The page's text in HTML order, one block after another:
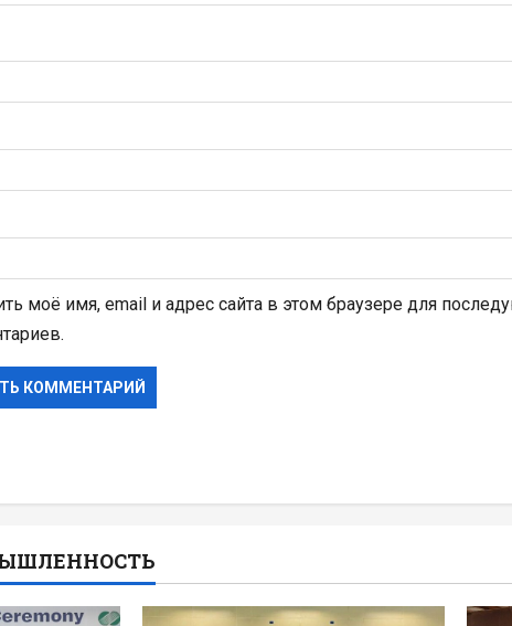
моё имя, email и адрес сайта в этом браузере для